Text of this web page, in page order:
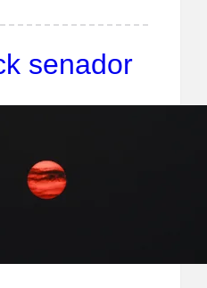
senador